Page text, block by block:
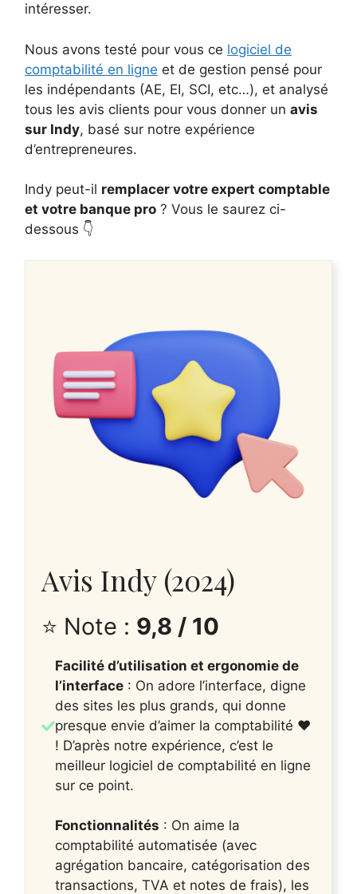
intéresser.
Nous avons testé pour vous ce logiciel de
comptabilité en ligne et de gestion pensé pour
les indépendants (AE, EI, SCI, etc…), et analysé
tous les avis clients pour vous donner un avis
sur Indy, basé sur notre expérience
d’entrepreneures.
Indy peut-il remplacer votre expert comptable
et votre banque pro ? Vous le saurez ci-
dessous 👇
Avis Indy (2024)
⭐ Note : 9,8 / 10
Facilité d’utilisation et ergonomie de
l’interface : On adore l’interface, digne
des sites les plus grands, qui donne
presque envie d’aimer la comptabilité ❤️
! D’après notre expérience, c’est le
meilleur logiciel de comptabilité en ligne
sur ce point.
Fonctionnalités : On aime la
comptabilité automatisée (avec
agrégation bancaire, catégorisation des
transactions, TVA et notes de frais), les